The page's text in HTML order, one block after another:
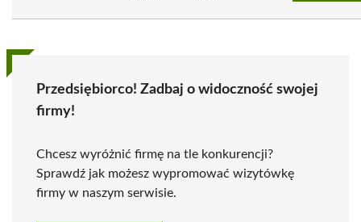
Przedsiębiorco! Zadbaj o widoczność swojej
firmy!
Chcesz wyróżnić firmę na tle konkurencji?
Sprawdź jak możesz wypromować wizytówkę
firmy w naszym serwisie.